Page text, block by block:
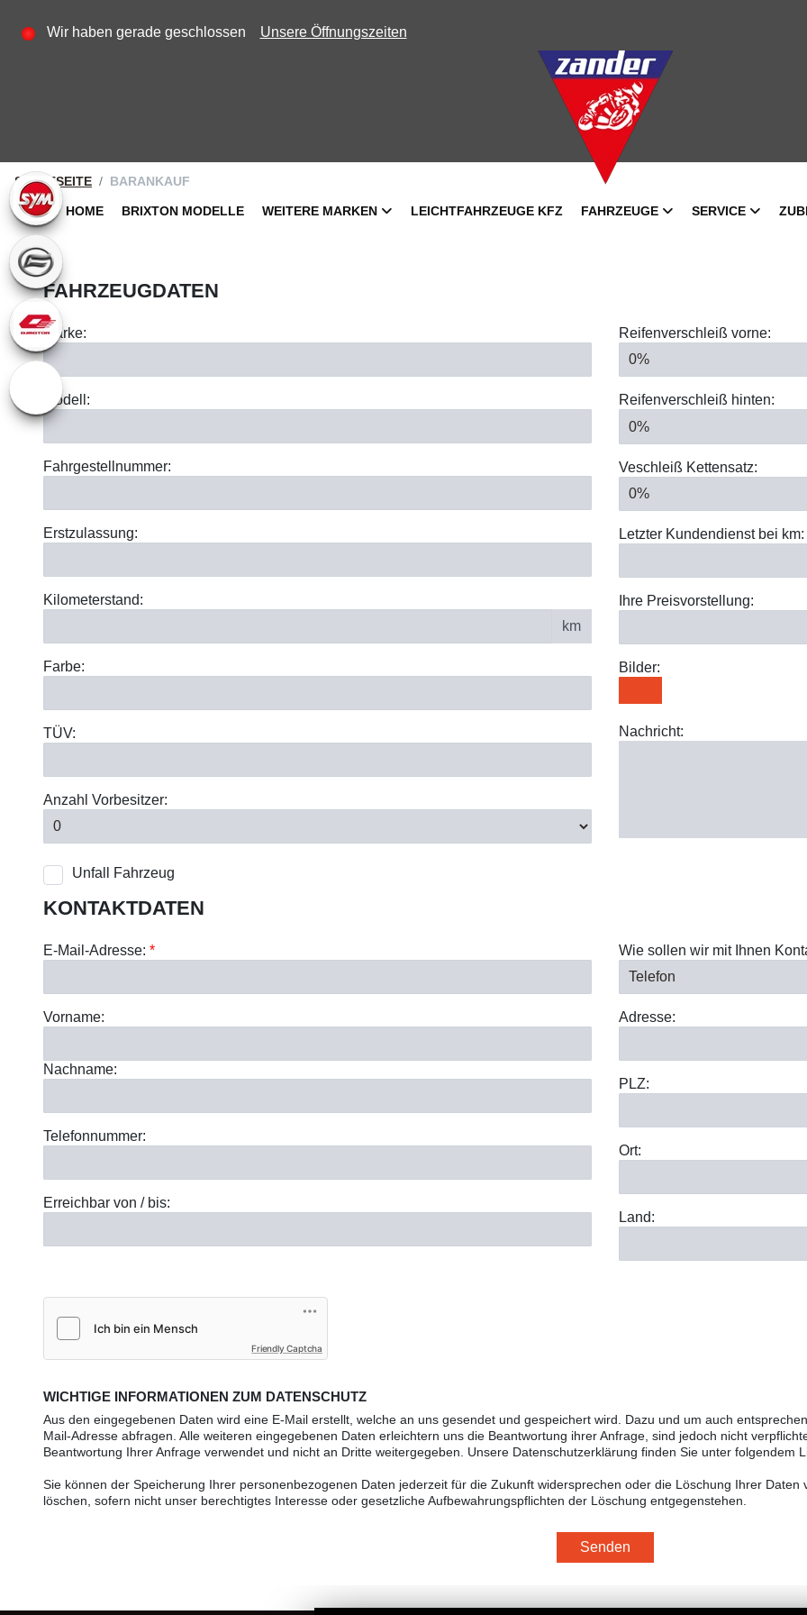
Wir haben gerade geschlossen Unsere Öffnungszeiten
HOME BRIXTON MODELLE WEITERE MARKEN LEICHTFAHRZEUGE KFZ FAHRZEUGE SERVICE
STARTSEITE BARANKAUF
FAHRZEUGDATEN
Marke:
Modell:
Fahrgestellnummer:
Erstzulassung:
Kilometerstand:
km
Farbe:
TÜV:
Anzahl Vorbesitzer:
Unfall Fahrzeug
Reifenverschleiß vorne:
Reifenverschleiß hinten:
Veschleiß Kettensatz:
Letzter Kundendienst bei km:
Ihre Preisvorstellung:
Bilder:
Nachricht:
KONTAKTDATEN
E-Mail-Adresse: *
Vorname:
Nachname:
Telefonnummer:
Erreichbar von / bis:
Wie sollen wir mit Ihnen
Adresse:
PLZ:
Ort:
Land:
Friendly Captcha
WICHTIGE INFORMATIONEN ZUM DATENSCHUTZ
Aus den eingegebenen Daten wird eine E-Mail erstellt, welche an uns gesendet und gespeichert wird. Dazu und um auch
Mail-Adresse abfragen. Alle weiteren eingegebenen Daten erleichtern uns die Beantwortung ihrer Anfrage, sind jedoch nicht
Beantwortung Ihrer Anfrage verwendet und nicht an Dritte weitergegeben. Unsere Datenschutzerklärung finden Sie unter folgendem
Sie können der Speicherung Ihrer personenbezogenen Daten jederzeit für die Zukunft widersprechen oder die Löschung Ihrer
löschen, sofern nicht unser berechtigtes Interesse oder gesetzliche Aufbewahrungspflichten der Löschung entgegenstehen.
Senden